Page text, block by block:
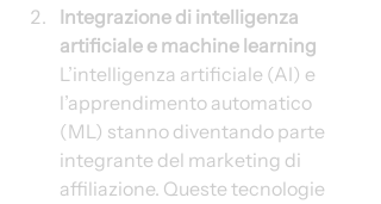
Integrazione di intelligenza
artificiale e machine learning
L’intelligenza artificiale (AI) e
l’apprendimento automatico
(ML) stanno diventando parte
integrante del marketing di
affiliazione. Queste tecnologie